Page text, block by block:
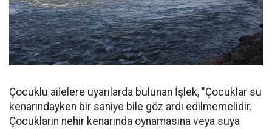
Çocuklu ailelere uyarılarda bulunan İşlek, "Çocuklar su
kenarındayken bir saniye bile göz ardı edilmemelidir.
Çocukların nehir kenarında oynamasına veya suya